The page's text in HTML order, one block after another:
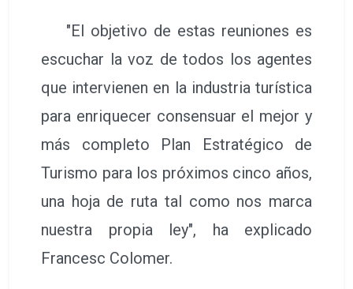
"El objetivo de estas reuniones es
escuchar la voz de todos los agentes
que intervienen en la industria turística
para enriquecer consensuar el mejor y
más completo Plan Estratégico de
Turismo para los próximos cinco años,
una hoja de ruta tal como nos marca
nuestra propia ley", ha explicado
Francesc Colomer.